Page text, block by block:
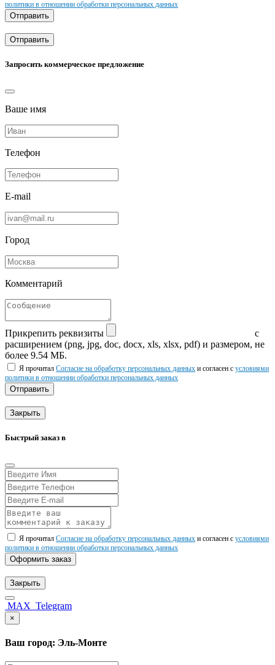
политики в отношении обработки персональных данных
Отправить
Отправить
Запросить коммерческое предложение
Ваше имя
Телефон
E-mail
Город
Комментарий
Прикрепить реквизиты
с
расширением (png, jpg, doc, docx, xls, xlsx, pdf) и размером, не
более 9.54 МБ.
Я прочитал Согласие на обработку персональных данных и согласен с условиями
политики в отношении обработки персональных данных
Отправить
Закрыть
Быстрый заказ в
Я прочитал Согласие на обработку персональных данных и согласен с условиями
политики в отношении обработки персональных данных
Оформить заказ
Закрыть
MAX Telegram
×
Ваш город: Эль-Монте